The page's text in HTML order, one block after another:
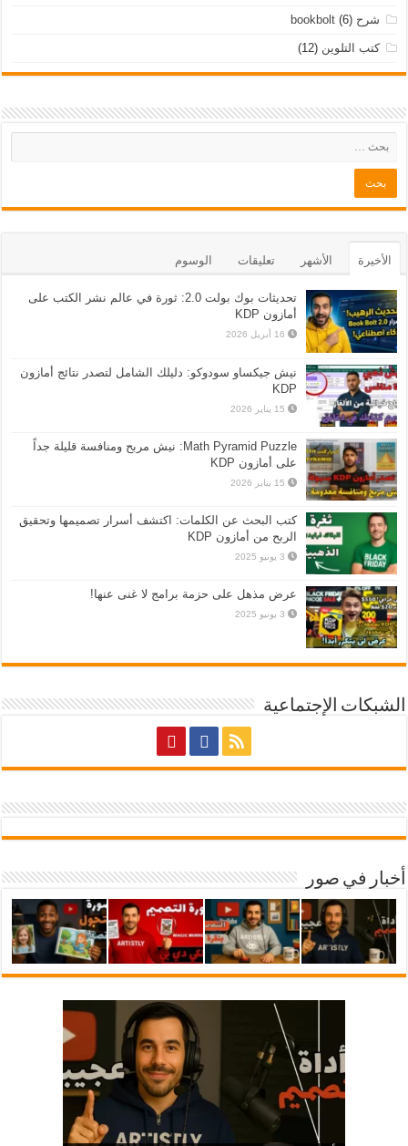
شرح bookbolt(6)
كتب التلوين (12)
الأخيرة الأشهر تعليقات الوسوم
تحديثات بوك بولت 2.0: ثورة في عالم نشر الكتب على
أمازون KDP
16 أبريل 2026
نيش جيكساو سودوكو: دليلك الشامل لتصدر نتائج أمازون
KDP
15 يناير 2026
Math Pyramid Puzzle: نيش مربح ومنافسة قليلة جداً
على أمازون KDP
15 يناير 2026
كتب البحث عن الكلمات: اكتشف أسرار تصميمها وتحقيق
الربح من أمازون KDP
3 يونيو 2025
عرض مذهل على حزمة برامج لا غنى عنها!
3 يونيو 2025
الشبكات الإجتماعية
أخبار في صور
شرح أداة ارتيستلي 4: دليلك الشامل